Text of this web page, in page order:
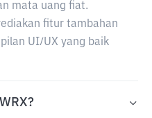
mata uang fiat.
fitur tambahan
UI/UX yang baik